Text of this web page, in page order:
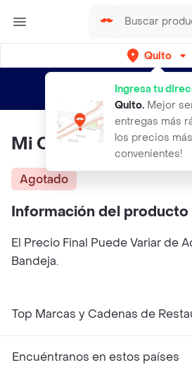
Quito
Ingresa tu
Quito. Mejor
entregas más
los precios más
convenientes!
envíos gratis por
Mi Comisariato Pollo
Agotado
Información del producto
El Precio Final Puede Variar de
Bandeja.
Top Marcas y Cadenas de
Encuéntranos en estos países